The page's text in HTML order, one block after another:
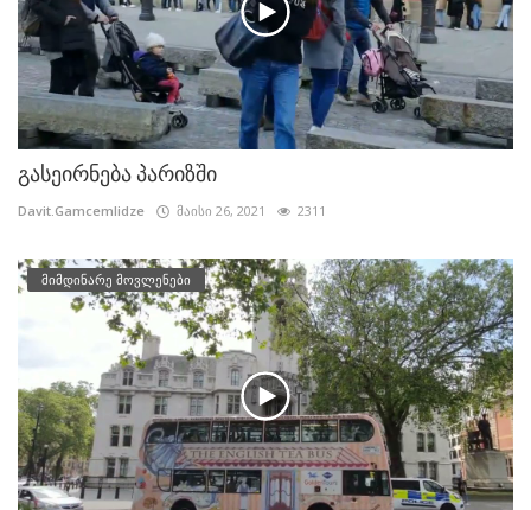
გასეირნება პარიზში
Davit.Gamcemlidze მაისი 26, 2021 2311
მიმდინარე მოვლენები